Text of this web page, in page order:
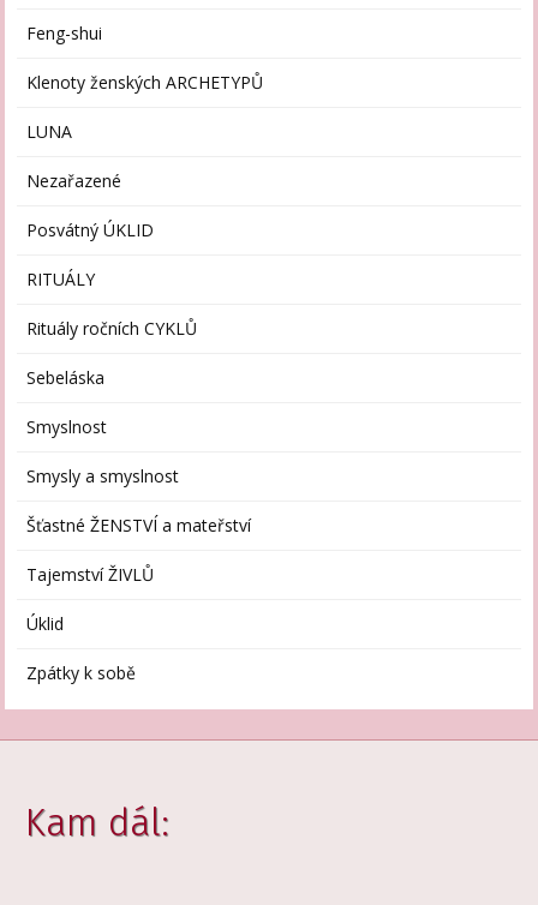
Feng-shui
Klenoty ženských ARCHETYPŮ
LUNA
Nezařazené
Posvátný ÚKLID
RITUÁLY
Rituály ročních CYKLŮ
Sebeláska
Smyslnost
Smysly a smyslnost
Šťastné ŽENSTVÍ a mateřství
Tajemství ŽIVLŮ
Úklid
Zpátky k sobě
Kam dál: